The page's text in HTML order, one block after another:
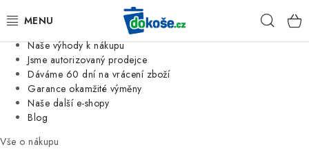
Jsme tradiční česká firma
Naše výhody k nákupu
Jsme autorizovaný prodejce
Dáváme 60 dní na vrácení zboží
Garance okamžité výměny
Naše další e-shopy
Blog
Vše o nákupu
KOŠE
SÁČKY